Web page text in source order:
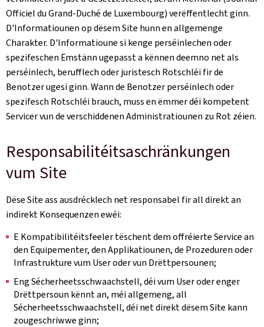
Officiel du Grand-Duché de Luxembourg) verëffentlecht ginn.
D'Informatiounen op dësem Site hunn en allgemenge
Charakter. D'Informatioune si kenge perséinlechen oder
spezifeschen Ëmstänn ugepasst a kënnen deemno net als
perséinlech, berufflech oder juristesch Rotschléi fir de
Benotzer ugesi ginn. Wann de Benotzer perséinlech oder
spezifesch Rotschléi brauch, muss en ëmmer déi kompetent
Servicer vun de verschiddenen Administratiounen zu Rot zéien.
Responsabilitéitsaschränkungen
vum Site
Dëse Site ass ausdrécklech net responsabel fir all direkt an
indirekt Konsequenzen ewéi:
E Kompatibilitéitsfeeler tëschent dem offréierte Service an
den Equipementer, den Applikatiounen, de Prozeduren oder
Infrastrukture vum User oder vun Drëttpersounen;
Eng Sécherheetsschwaachstell, déi vum User oder enger
Drëttpersoun kënnt an, méi allgemeng, all
Sécherheetsschwaachstell, déi net direkt dësem Site kann
zougeschriwwe ginn;